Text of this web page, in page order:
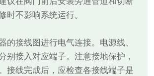
时不影响系统运行。
的接线图进行电气连接。电源线、
别接入对应端子。注意接地保护，
接线完成后，应检查各接线端子是